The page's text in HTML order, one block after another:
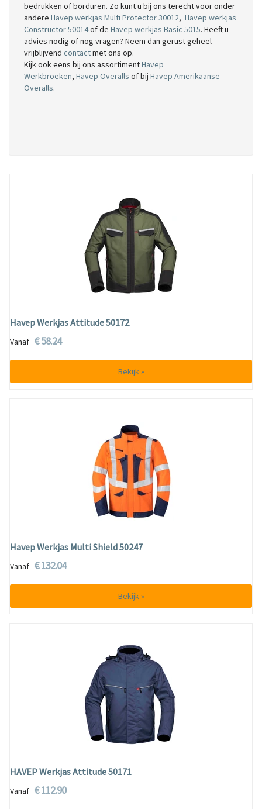
bedrukken of borduren. Zo kunt u bij ons terecht voor onder
andere Havep werkjas Multi Protector 30012, Havep werkjas
Constructor 50014of de Havep werkjas Basic 5015. Heeft u
advies nodig of nog vragen? Neem dan gerust geheel
vrijblijvend contactmet ons op.
Kijk ook eens bij ons assortimentHavep
Werkbroeken, Havep Overalls of bij Havep Amerikaanse
Overalls.
Havep Werkjas Attitude 50172
Vanaf € 58.24
Bekijk »
Havep Werkjas Multi Shield 50247
Vanaf € 132.04
Bekijk »
HAVEP Werkjas Attitude 50171
Vanaf € 112.90